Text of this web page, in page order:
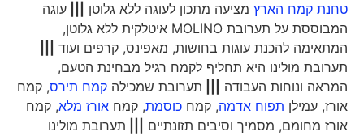
טחנת קמח הארץמציעה מתכון לעוגה ללא גלוטן|||
עוגה
המבוססת על תערובת MOLINO איטלקית ללא גלוטן,
המתאימה להכנת עוגות בחושות, מאפינס, קרפים ועוד|||
תערובת מולינו היא תחליף לקמח רגיל מבחינת הטעם,
המראה ונוחות העבודה||| תערובת שמכילהקמח תירס, קמח
אורז, עמילןתפוח אדמה, קמחכוסמת, קמחאורז מלא, קמח
אורז מחומם, מסמיך וסיבים תזונתיים|||
תערובת מולינו